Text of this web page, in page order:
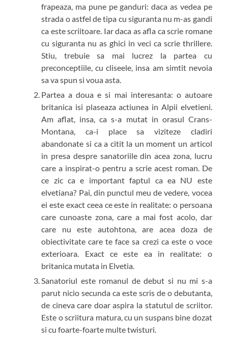
frapeaza, ma pune pe ganduri: daca as vedea pe
strada o astfel de tipa cu siguranta nu m-as gandi
ca este scriitoare. Iar daca as afla ca scrie romane
cu siguranta nu as ghici in veci ca scrie thrillere.
Stiu, trebuie sa mai lucrez la partea cu
preconceptiile, cu cliseele, insa am simtit nevoia
sa va spun si voua asta.
Partea a doua e si mai interesanta: o autoare
britanica isi plaseaza actiunea in Alpii elvetieni.
Am aflat, insa, ca s-a mutat in orasul Crans-
Montana, ca-i place sa viziteze cladiri
abandonate si ca a citit la un moment un articol
in presa despre sanatoriile din acea zona, lucru
care a inspirat-o pentru a scrie acest roman. De
ce zic ca e important faptul ca ea NU este
elvetiana? Pai, din punctul meu de vedere, vocea
ei este exact ceea ce este in realitate: o persoana
care cunoaste zona, care a mai fost acolo, dar
care nu este autohtona, are acea doza de
obiectivitate care te face sa crezi ca este o voce
exterioara. Exact ce este ea in realitate: o
britanica mutata in Elvetia.
Sanatoriul este romanul de debut si nu mi s-a
parut nicio secunda ca este scris de o debutanta,
de cineva care doar aspira la statutul de scriitor.
Este o scriitura matura, cu un suspans bine dozat
si cu foarte-foarte multe twisturi.